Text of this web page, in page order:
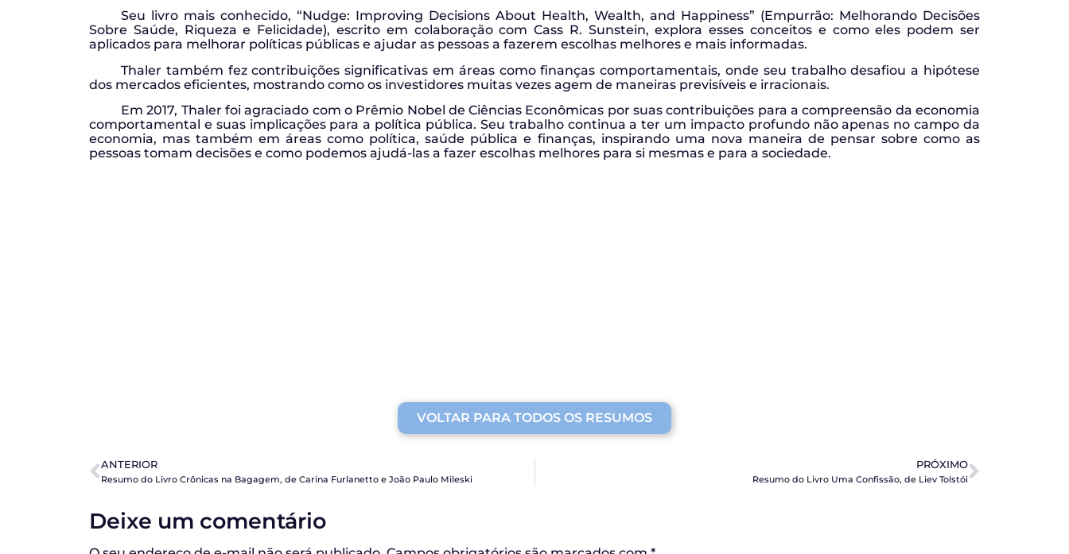
Seu livro mais conhecido, “Nudge: Improving Decisions About Health, Wealth, and Happiness” (Empurrão: Melhorando Decisões
Sobre Saúde, Riqueza e Felicidade), escrito em colaboração com Cass R. Sunstein, explora esses conceitos e como eles podem ser
aplicados para melhorar políticas públicas e ajudar as pessoas a fazerem escolhas melhores e mais informadas.
Thaler também fez contribuições significativas em áreas como finanças comportamentais, onde seu trabalho desafiou a hipótese
dos mercados eficientes, mostrando como os investidores muitas vezes agem de maneiras previsíveis e irracionais.
Em 2017, Thaler foi agraciado com o Prêmio Nobel de Ciências Econômicas por suas contribuições para a compreensão da economia
comportamental e suas implicações para a política pública. Seu trabalho continua a ter um impacto profundo não apenas no campo da
economia, mas também em áreas como política, saúde pública e finanças, inspirando uma nova maneira de pensar sobre como as
pessoas tomam decisões e como podemos ajudá-las a fazer escolhas melhores para si mesmas e para a sociedade.
VOLTAR PARA TODOS OS RESUMOS
ANTERIOR
Resumo do Livro Crônicas na Bagagem, de Carina Furlanetto e João Paulo Mileski
PRÓXIMO
Resumo do Livro Uma Confissão, de Liev Tolstói
Deixe um comentário